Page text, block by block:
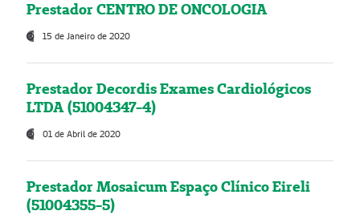
Prestador CENTRO DE ONCOLOGIA
15 de Janeiro de 2020
Prestador Decordis Exames Cardiológicos
LTDA (51004347-4)
01 de Abril de 2020
Prestador Mosaicum Espaço Clínico Eireli
(51004355-5)